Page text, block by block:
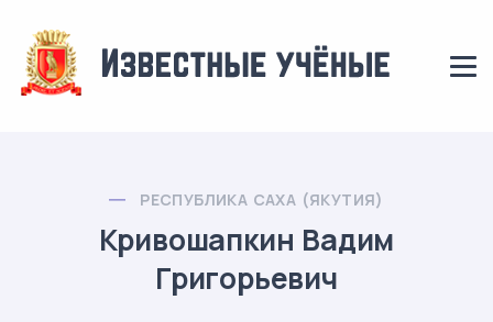
РЕСПУБЛИКА САХА (ЯКУТИЯ)
Кривошапкин Вадим
Григорьевич